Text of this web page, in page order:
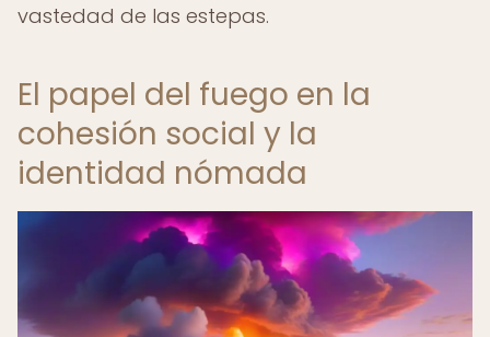
vastedad de las estepas.
El papel del fuego en la
cohesión social y la
identidad nómada